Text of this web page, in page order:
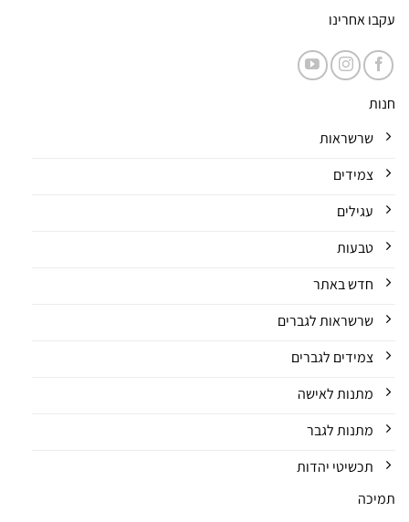
עקבו אחרינו
חנות
שרשראות
צמידים
עגילים
טבעות
חדש באתר
שרשראות לגברים
צמידים לגברים
מתנות לאישה
מתנות לגבר
תכשיטי יהדות
תמיכה